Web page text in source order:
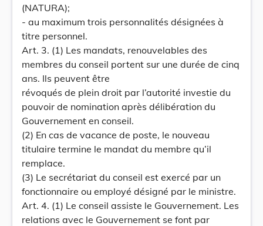
(NATURA);
- au maximum trois personnalités désignées à
titre personnel.
Art. 3. (1) Les mandats, renouvelables des
membres du conseil portent sur une durée de cinq
ans. Ils peuvent être
révoqués de plein droit par l’autorité investie du
pouvoir de nomination après délibération du
Gouvernement en conseil.
(2) En cas de vacance de poste, le nouveau
titulaire termine le mandat du membre qu’il
remplace.
(3) Le secrétariat du conseil est exercé par un
fonctionnaire ou employé désigné par le ministre.
Art. 4. (1) Le conseil assiste le Gouvernement. Les
relations avec le Gouvernement se font par